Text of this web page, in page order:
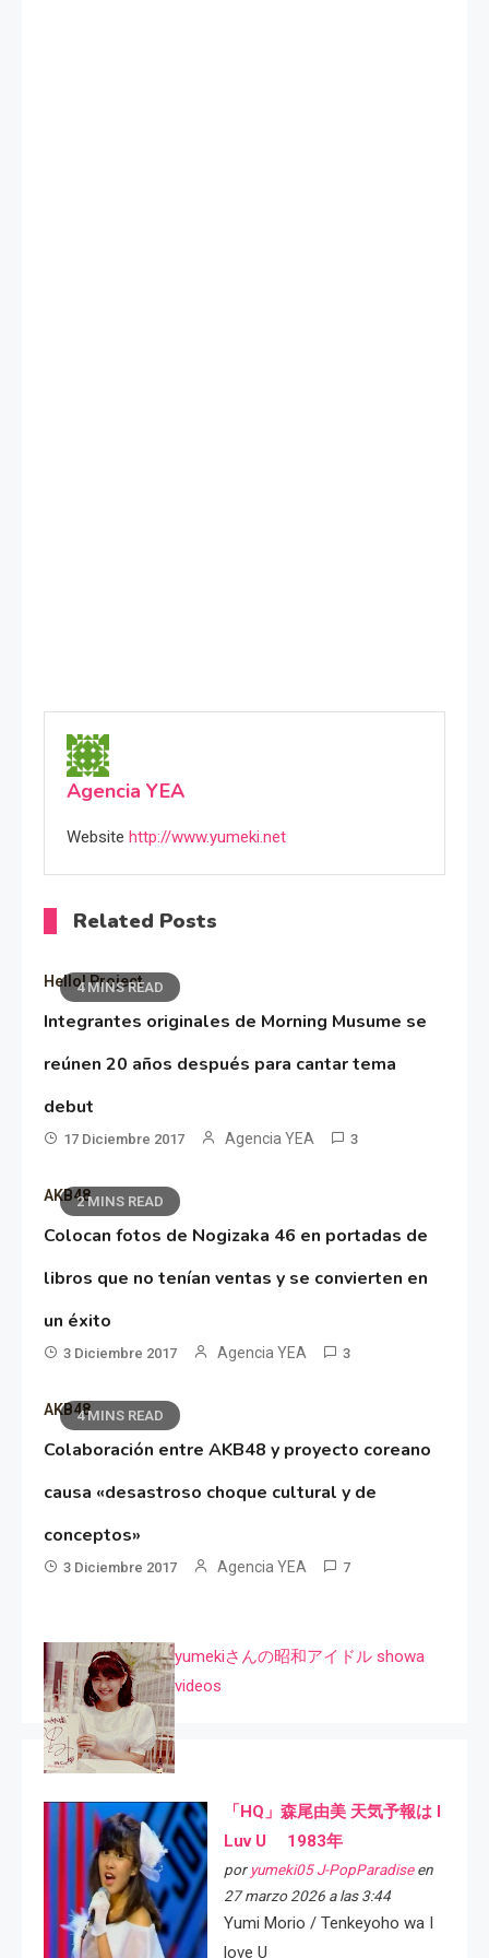
Agencia YEA
Website http://www.yumeki.net
Related Posts
4 MINS READ
Hello! Project
Integrantes originales de Morning Musume se
reúnen 20 años después para cantar tema
debut
17 Diciembre 2017 Agencia YEA 3
2 MINS READ
AKB48
Colocan fotos de Nogizaka 46 en portadas de
libros que no tenían ventas y se convierten en
un éxito
3 Diciembre 2017 Agencia YEA 3
4 MINS READ
AKB48
Colaboración entre AKB48 y proyecto coreano
causa «desastroso choque cultural y de
conceptos»
3 Diciembre 2017 Agencia YEA 7
yumekiさんの昭和アイドル showa
videos
「HQ」森尾由美 天気予報は I
Luv U 1983年
por yumeki05 J-PopParadiseen
27 marzo 2026 a las 3:44
Yumi Morio / Tenkeyoho wa I
love U